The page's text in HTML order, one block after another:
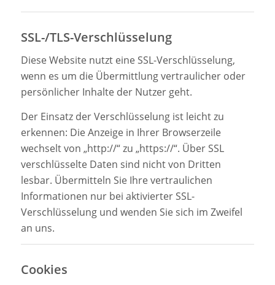
SSL-/TLS-Verschlüsselung
Diese Website nutzt eine SSL-Verschlüsselung,
wenn es um die Übermittlung vertraulicher oder
persönlicher Inhalte der Nutzer geht.
Der Einsatz der Verschlüsselung ist leicht zu
erkennen: Die Anzeige in Ihrer Browserzeile
wechselt von „http://“ zu „https://“. Über SSL
verschlüsselte Daten sind nicht von Dritten
lesbar. Übermitteln Sie Ihre vertraulichen
Informationen nur bei aktivierter SSL-
Verschlüsselung und wenden Sie sich im Zweifel
an uns.
Cookies